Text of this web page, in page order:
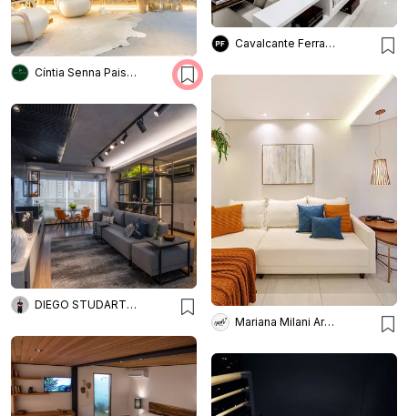
Cavalcante Ferraz Arquitetura + Design
Cíntia Senna Paisagismo
Mariana Milani Arquitetura
DIEGO STUDART ARQUITETURA